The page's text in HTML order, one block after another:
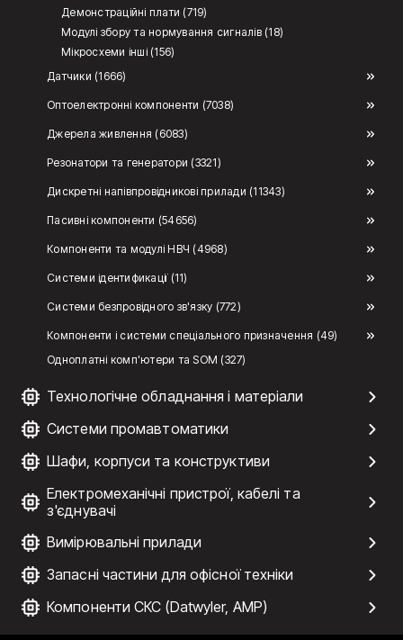
Демонстраційні плати (719)
Модулі збору та нормування сигналів (18)
Мікросхеми інші (156)
Датчики (1666)
Оптоелектронні компоненти (7038)
Джерела живлення (6083)
Резонатори та генератори (3321)
Дискретні напівпровідникові прилади (11343)
Пасивні компоненти (54656)
Компоненти та модулі НВЧ (4968)
Системи ідентификації (11)
Системи безпровідного зв'язку (772)
Компоненти і системи спеціального призначення (49)
Одноплатні комп'ютери та SOM (327)
Технологічне обладнання і матеріали
Системи промавтоматики
Шафи, корпуси та конструктиви
Електромеханічні пристрої, кабелі та
з'єднувачі
Вимірювальні прилади
Запасні частини для офісної техніки
Компоненти СКС (Datwyler, AMP)